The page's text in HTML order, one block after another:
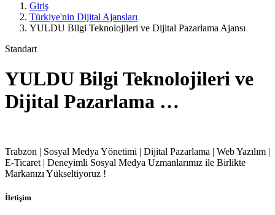
Giriş
Türkiye'nin Dijital Ajansları
YULDU Bilgi Teknolojileri ve Dijital Pazarlama Ajansı
Standart
YULDU Bilgi Teknolojileri ve
Dijital Pazarlama …
Trabzon | Sosyal Medya Yönetimi | Dijital Pazarlama | Web Yazılım |
E-Ticaret | Deneyimli Sosyal Medya Uzmanlarımız ile Birlikte
Markanızı Yükseltiyoruz !
İletişim